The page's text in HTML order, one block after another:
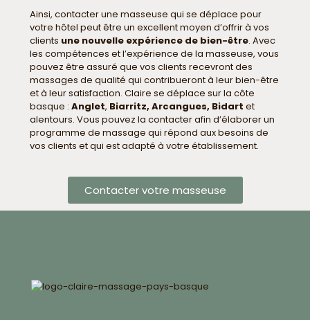
Ainsi, contacter une masseuse qui se déplace pour
votre hôtel peut être un excellent moyen d’offrir à vos
clients une nouvelle expérience de bien-être. Avec
les compétences et l’expérience de la masseuse, vous
pouvez être assuré que vos clients recevront des
massages de qualité qui contribueront à leur bien-être
et à leur satisfaction. Claire se déplace sur la côte
basque : Anglet, Biarritz, Arcangues, Bidart et
alentours. Vous pouvez la contacter afin d’élaborer un
programme de massage qui répond aux besoins de
vos clients et qui est adapté à votre établissement.
Contacter votre masseuse